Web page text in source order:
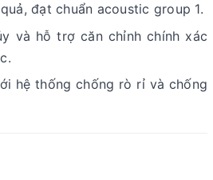
đạt chuẩn acoustic group 1.
và hỗ trợ căn chỉnh chính xác
hệ thống chống rò rỉ và chống